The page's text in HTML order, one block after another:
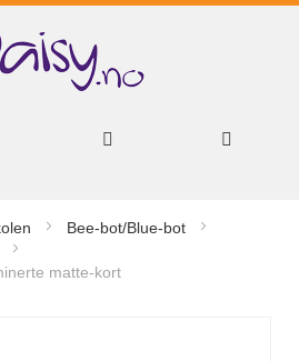
Bee-bot/Blue-bot
matte-kort